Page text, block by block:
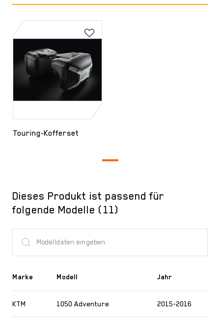
Touring-Kofferset
Dieses Produkt ist passend für
folgende Modelle (11)
Marke Modell Jahr
KTM 1050 Adventure 2015-2016